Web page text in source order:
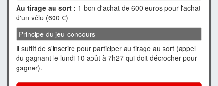
Au tirage au sort : 1 bon d'achat de 600 euros pour l'achat
d'un vélo (600 €)
Principe du jeu-concours
Il suffit de s'inscrire pour participer au tirage au sort (appel
du gagnant le lundi 10 août à 7h27 qui doit décrocher pour
gagner).